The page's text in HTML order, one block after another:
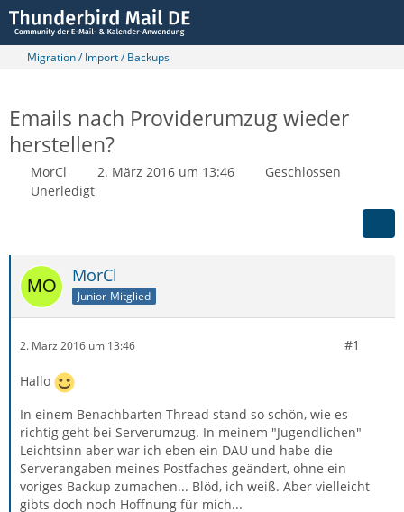
Migration / Import / Backups
Emails nach Providerumzug wieder
herstellen?
MorCl 2. März 2016 um 13:46
Geschlossen
Unerledigt
MorCl
Junior-Mitglied
2. März 2016 um 13:46 #1
Hallo
In einem Benachbarten Thread stand so schön, wie es
richtig geht bei Serverumzug. In meinem "Jugendlichen"
Leichtsinn aber war ich eben ein DAU und habe die
Serverangaben meines Postfaches geändert, ohne ein
voriges Backup zumachen... Blöd, ich weiß. Aber vielleicht
gibts doch noch Hoffnung für mich...